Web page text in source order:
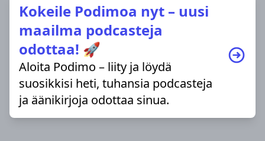
Kokeile Podimoa nyt – uusi
maailma podcasteja
odottaa! 🚀
Aloita Podimo – liity ja löydä
suosikkisi heti, tuhansia podcasteja
ja äänikirjoja odottaa sinua.